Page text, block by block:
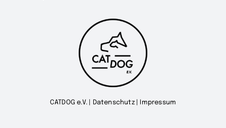
CATDOG e.V. | Datenschutz| Impressum